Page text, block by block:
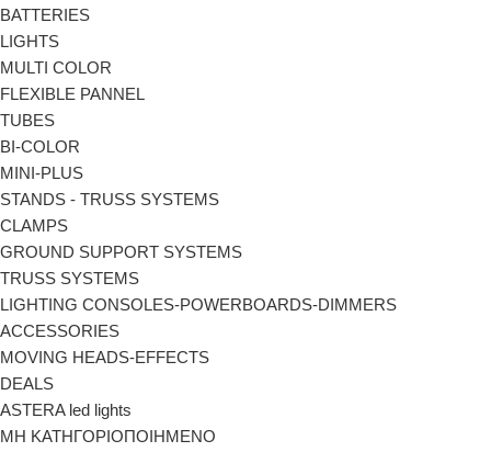
BATTERIES
LIGHTS
MULTI COLOR
FLEXIBLE PANNEL
TUBES
BI-COLΟR
MINI-PLUS
STANDS - TRUSS SYSTEMS
CLAMPS
GROUND SUPPORT SYSTEMS
TRUSS SYSTEMS
LIGHTING CONSOLES-POWERBOARDS-DIMMERS
ACCESSORIES
MOVING HEADS-EFFECTS
DEALS
ASTERA led lights
ΜΗ ΚΑΤΗΓΟΡΙΟΠΟΙΗΜΕΝΟ